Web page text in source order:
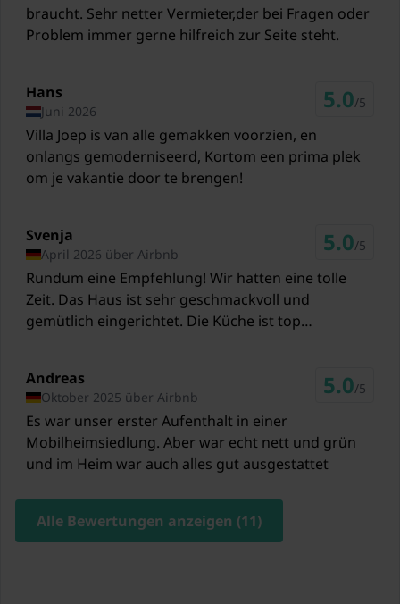
Restaurants Poke Bowl Aan Zee
3,3 km
3,3 km
Amsterdam Airport Schiphol Amsterdam
99 km
Antwerp International Airport (Deurne) Antwerp
Rotterdam The Hague Airport Rotterdam
55 km
braucht. Sehr netter Vermieter,der bei Fragen oder
Problem immer gerne hilfreich zur Seite steht.
Hans
Juni 2026 5.0/5
Villa Joep is van alle gemakken voorzien, en
onlangs gemoderniseerd, Kortom een prima plek
om je vakantie door te brengen!
Svenja
April 2026 über Airbnb 5.0/5
Rundum eine Empfehlung! Wir hatten eine tolle
Zeit. Das Haus ist sehr geschmackvoll und
gemütlich eingerichtet. Die Küche ist top
deutlich schmaler als erwartet- eher ein Queensize-
Bett. Trotzdem haben wir in der schön ruhigen
Anlage gut geschlafen.
Andreas
Oktober 2025 über Airbnb 5.0/5
Es war unser erster Aufenthalt in einer
Mobilheimsiedlung. Aber war echt nett und grün
und im Heim war auch alles gut ausgestattet
Alle Bewertungen anzeigen (11)